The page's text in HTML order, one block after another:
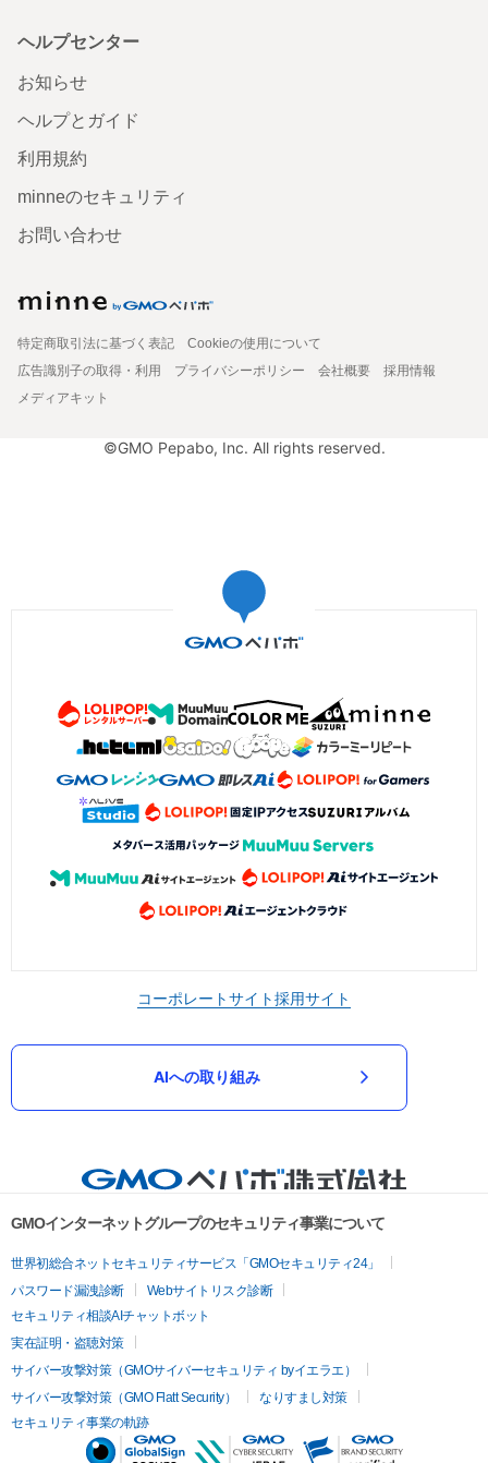
ヘルプセンター
お知らせ
ヘルプとガイド
利用規約
minneのセキュリティ
お問い合わせ
特定商取引法に基づく表記
Cookieの使用について
広告識別子の取得・利用
プライバシーポリシー 会社概要
採用情報
メディアキット
©GMO Pepabo, Inc. All rights reserved.
コーポレートサイト採用サイト
AIへの取り組み
GMOインターネットグループのセキュリティ事業について
世界初総合ネットセキュリティサービス「GMOセキュリティ24」
パスワード漏洩診断
Webサイトリスク診断
セキュリティ相談AIチャットボット
実在証明・盗聴対策
サイバー攻撃対策（GMOサイバーセキュリティ byイエラエ）
サイバー攻撃対策（GMO Flatt Security）
なりすまし対策
セキュリティ事業の軌跡